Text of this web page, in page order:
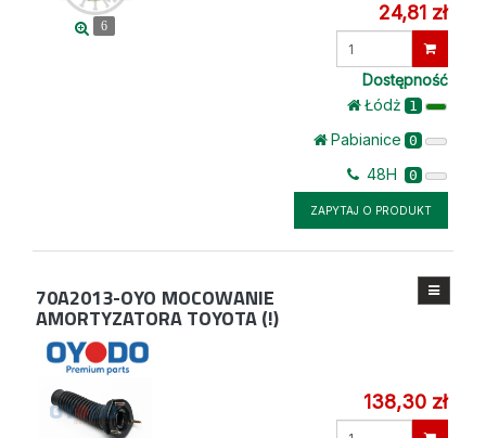
6
24,81 zł
Dostępność
Łódż 1
Pabianice 0
48H 0
ZAPYTAJ O PRODUKT
70A2013-OYO MOCOWANIE
AMORTYZATORA TOYOTA (!)
138,30 zł